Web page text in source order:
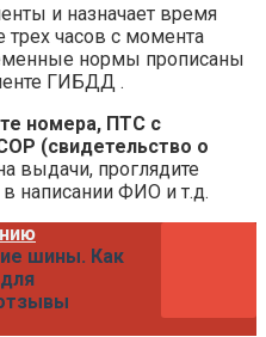
и назначает время
часов с момента
нормы прописаны
ГИБДД .
номера, ПТС с
(свидетельство о
выдачи, проглядите
написании ФИО и т.д.
шины. Как